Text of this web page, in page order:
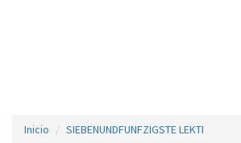
Inicio SIEBENUNDFUNFZIGSTE LEKTI